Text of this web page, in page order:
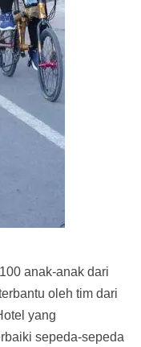
anak-anak dari
oleh tim dari
yang
sepeda-sepeda